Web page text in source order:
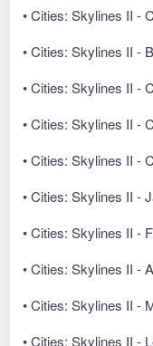
• Cities: Skylines II -
• Cities: Skylines II -
• Cities: Skylines II -
• Cities: Skylines II -
• Cities: Skylines II -
• Cities: Skylines II -
• Cities: Skylines II -
• Cities: Skylines II -
• Cities: Skylines II -
• Cities: Skylines II -